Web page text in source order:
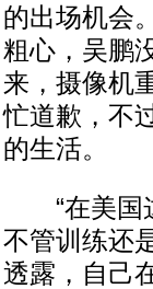
的出场机会
粗心，吴鹏
来，摄像机
忙道歉，不
的生活。
“在美国这
不管训练还
透露，自己